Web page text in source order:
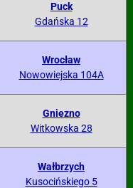
Puck
Gdańska 12
Wrocław
Nowowiejska 104A
Gniezno
Witkowska 28
Wałbrzych
Kusocińskiego 5